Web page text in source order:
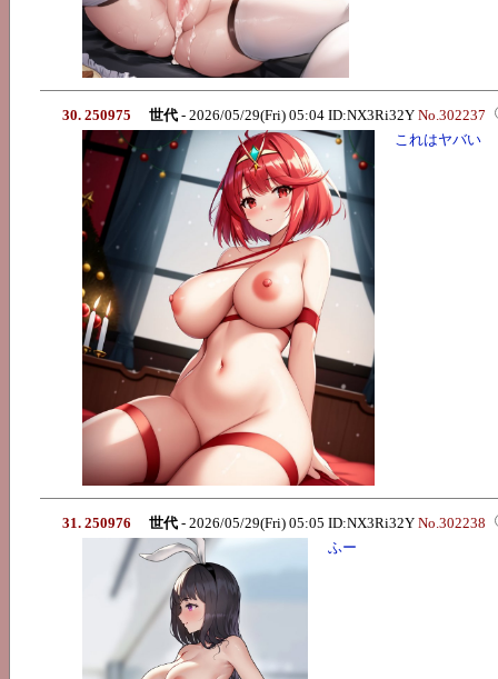
30. 250975 世代 - 2026/05/29(Fri) 05:04 ID:NX3Ri32Y No.302237
これはヤバい
31. 250976 世代 - 2026/05/29(Fri) 05:05 ID:NX3Ri32Y No.302238
ふー